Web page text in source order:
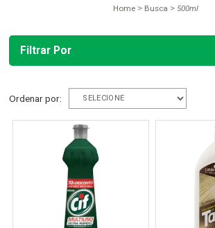
Home Busca 500ml
Filtrar Por
Ordenar por: